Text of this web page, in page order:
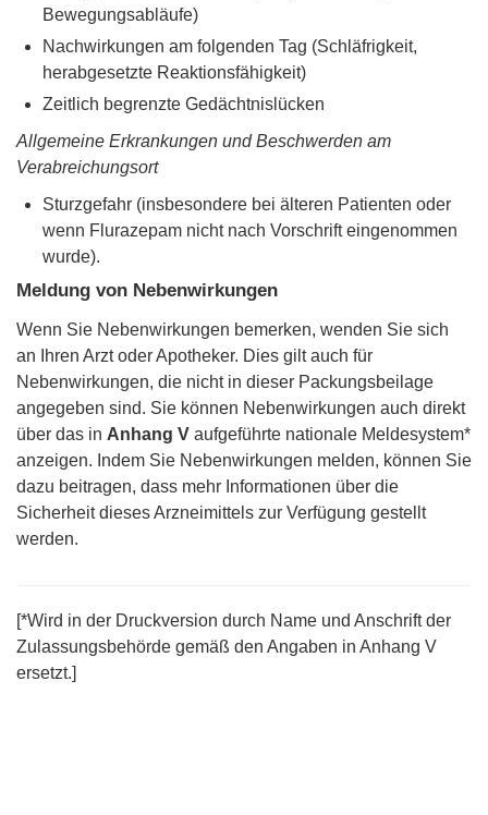
Bewegungsabläufe)
Nachwirkungen am folgenden Tag (Schläfrigkeit,
herabgesetzte Reaktionsfähigkeit)
Zeitlich begrenzte Gedächtnislücken
Allgemeine Erkrankungen und Beschwerden am
Verabreichungsort
Sturzgefahr (insbesondere bei älteren Patienten oder
wenn Flurazepam nicht nach Vorschrift eingenommen
wurde).
Meldung von Nebenwirkungen
Wenn Sie Nebenwirkungen bemerken, wenden Sie sich
an Ihren Arzt oder Apotheker. Dies gilt auch für
Nebenwirkungen, die nicht in dieser Packungsbeilage
angegeben sind. Sie können Nebenwirkungen auch direkt
über das in Anhang V aufgeführte nationale Meldesystem*
anzeigen. Indem Sie Nebenwirkungen melden, können Sie
dazu beitragen, dass mehr Informationen über die
Sicherheit dieses Arzneimittels zur Verfügung gestellt
werden.
[*Wird in der Druckversion durch Name und Anschrift der
Zulassungsbehörde gemäß den Angaben in Anhang V
ersetzt.]